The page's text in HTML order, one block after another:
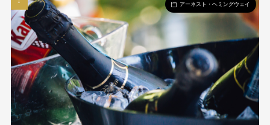
アーネスト・ヘミングウェイ